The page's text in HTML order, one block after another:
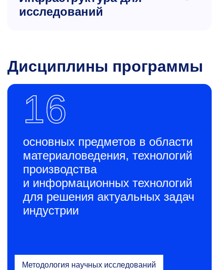
исследований
Дисциплины программы
16
основных предметов в области
материаловедения, технологий
производства
и информационных технологий
для решения актуальных задач
индустрии
Методология научных исследований